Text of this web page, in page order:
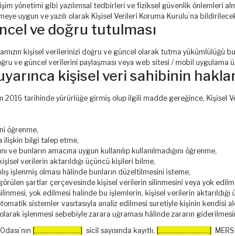
yönetimi gibi yazılımsal tedbirleri ve fiziksel güvenlik önlemleri
uygun ve yazılı olarak Kişisel Verileri Koruma Kurulu’na
ve doğru tutulması
kişisel verilerinizi doğru ve güncel olarak tutma
ve güncel verilerini paylaşması veya web sitesi / mobil uygulama
kişisel veri sahibinin
2016 tarihinde yürürlüğe girmiş olup ilgili madde gereğince,
öğrenme,
ilişkin bilgi talep etme,
ve bunların amacına uygun kullanılıp kullanılmadığını öğrenme,
verilerin aktarıldığı üçüncü kişileri bilme,
işlenmiş olması hâlinde bunların düzeltilmesini isteme,
şartlar çerçevesinde kişisel verilerin silinmesini veya yok
yok edilmesi halinde bu işlemlerin, kişisel verilerin
sistemler vasıtasıyla analiz edilmesi suretiyle kişinin kendisi
işlenmesi sebebiyle zarara uğraması hâlinde zararın
[..........................] sicil sayısında kayıtlı, [.............................]